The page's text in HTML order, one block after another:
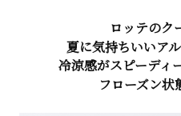
ロッテのク
夏に気持ちいいア
冷涼感がスピーディ
フローズン状